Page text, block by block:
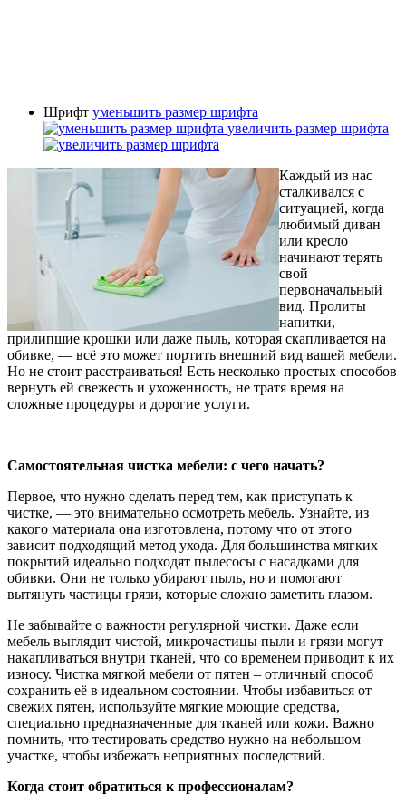
Шрифт уменьшить размер шрифта
увеличить размер шрифта
Каждый из нас
сталкивался с
ситуацией, когда
любимый диван
или кресло
начинают терять
свой
первоначальный
вид. Пролиты
напитки,
прилипшие крошки или даже пыль, которая скапливается на
обивке, — всё это может портить внешний вид вашей мебели.
Но не стоит расстраиваться! Есть несколько простых способов
вернуть ей свежесть и ухоженность, не тратя время на
сложные процедуры и дорогие услуги.
Самостоятельная чистка мебели: с чего начать?
Первое, что нужно сделать перед тем, как приступать к
чистке, — это внимательно осмотреть мебель. Узнайте, из
какого материала она изготовлена, потому что от этого
зависит подходящий метод ухода. Для большинства мягких
покрытий идеально подходят пылесосы с насадками для
обивки. Они не только убирают пыль, но и помогают
вытянуть частицы грязи, которые сложно заметить глазом.
Не забывайте о важности регулярной чистки. Даже если
мебель выглядит чистой, микрочастицы пыли и грязи могут
накапливаться внутри тканей, что со временем приводит к их
износу. Чистка мягкой мебели от пятен – отличный способ
сохранить её в идеальном состоянии. Чтобы избавиться от
свежих пятен, используйте мягкие моющие средства,
специально предназначенные для тканей или кожи. Важно
помнить, что тестировать средство нужно на небольшом
участке, чтобы избежать неприятных последствий.
Когда стоит обратиться к профессионалам?